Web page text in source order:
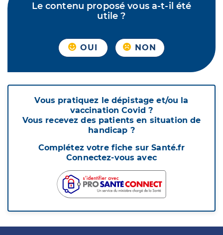
Le contenu proposé vous a-t-il été
utile ?
OUI NON
Vous pratiquez le dépistage et/ou la
vaccination Covid ?
Vous recevez des patients en situation de
handicap ?
Complétez votre fiche sur Santé.fr
Connectez-vous avec